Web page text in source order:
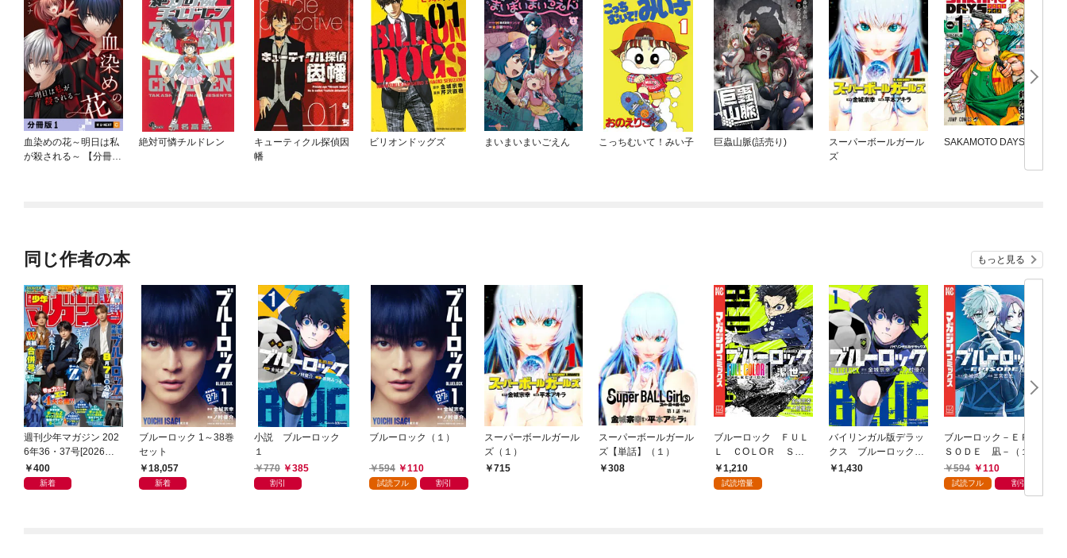
血染めの花～明日は私
が殺される～ 【分冊
絶対可憐チルドレン
キューティクル探偵因
幡
ビリオンドッグズ まいまいまいごえん こっちむいて！みい子 巨蟲山脈(話売り)
スーパーボールガール
ズ
SAKAMOTO DAYS
同じ作者の本 もっと見る
週刊少年マガジン 202
6年36・37号[2026年8
月5日発売]
400
新着
ブルーロック 1～38巻
セット
18,057
新着
小説 ブルーロック
１
770
385
割引
ブルーロック（１）
594 110
試読フル 割引
スーパーボールガール
ズ（１）
715
スーパーボールガール
ズ【単話】（１）
308
ブルーロック ＦＵＬ
Ｌ ＣОＬОＲ ＳＥ
ＬＥＣＴＩОＮ（１）
潔 世一
1,210
試読増量
バイリンガル版デラッ
クス ブルーロック
１ ＢＬＵＥＬＯＣＫ
1,430
ブルーロック－ＥＰＩ
ＳＯＤＥ 凪－（１）
594
110
試読フル 割引